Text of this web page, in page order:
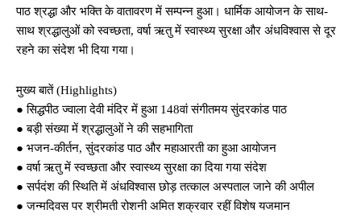
पाठ श्रद्धा और भक्ति के वातावरण में सम्पन्न हुआ। धार्मिक आयोजन के साथ-
साथ श्रद्धालुओं को स्वच्छता, वर्षा ऋतु में स्वास्थ्य सुरक्षा और अंधविश्वास से दूर
रहने का संदेश भी दिया गया।
मुख्य बातें (Highlights)
● सिद्धपीठ ज्वाला देवी मंदिर में हुआ 148वां संगीतमय सुंदरकांड पाठ
● बड़ी संख्या में श्रद्धालुओं ने की सहभागिता
● भजन-कीर्तन, सुंदरकांड पाठ और महाआरती का हुआ आयोजन
● वर्षा ऋतु में स्वच्छता और स्वास्थ्य सुरक्षा का दिया गया संदेश
● सर्पदंश की स्थिति में अंधविश्वास छोड़ तत्काल अस्पताल जाने की अपील
● जन्मदिवस पर श्रीमती रोशनी अमित शक्रवार रहीं विशेष यजमान